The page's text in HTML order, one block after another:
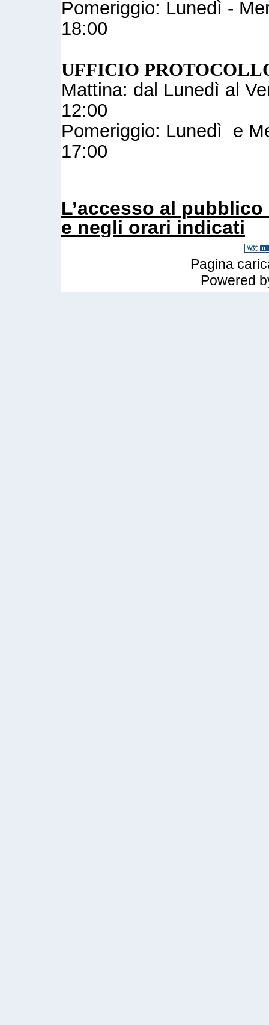
Pomeriggio: Lunedì -
18:00
UFFICIO
Mattina: dal Lunedì al
12:00
Pomeriggio: Lunedì e
17:00
L’accesso al
e negli orari indicati
Pagina
Powered